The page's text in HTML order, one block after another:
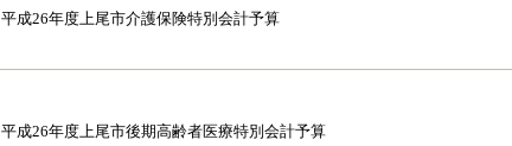
平成26年度上尾市介護保険特別会計予算
平成26年度上尾市後期高齢者医療特別会計予算